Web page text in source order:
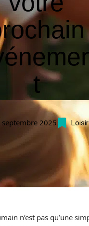
t
septembre 2025
n’est pas qu’une